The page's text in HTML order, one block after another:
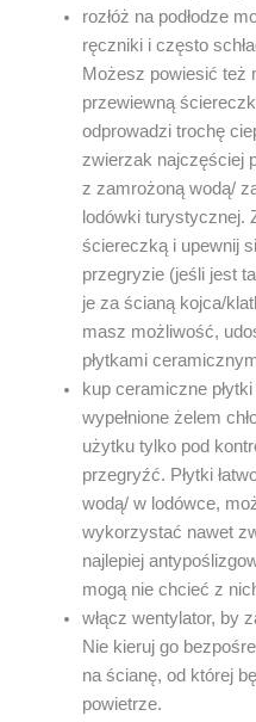
rozłóż na podłodze
ręczniki i często
Możesz powiesić też
przewiewną
odprowadzi trochę
zwierzak najczęściej
z zamrożoną wodą/
lodówki turystycznej.
ściereczką i upewnij
przegryzie (jeśli jest
je za ścianą kojca/
masz możliwość,
płytkami
kup ceramiczne
wypełnione żelem
użytku tylko pod
przegryźć. Płytki
wodą/ w lodówce,
wykorzystać nawet
najlepiej
mogą nie chcieć z
włącz wentylator, by
Nie kieruj go
na ścianę, od której
powietrze.